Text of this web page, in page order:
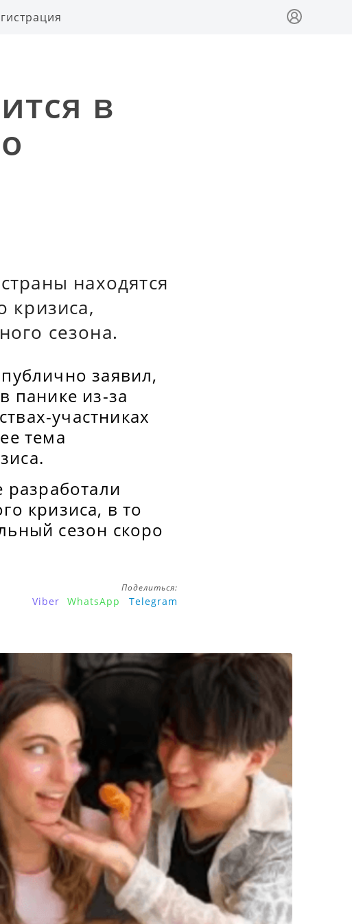
в
находятся
кризиса,
сезона.
заявил,
панике из-за
участниках
тема
кризиса, в то
сезон скоро
Поделиться:
Viber WhatsApp Telegram